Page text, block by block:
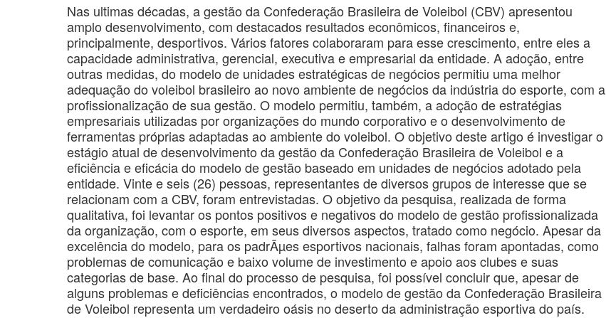
Nas ultimas décadas, a gestão da Confederação Brasileira de Voleibol (CBV) apresentou
amplo desenvolvimento, com destacados resultados econômicos, financeiros e,
principalmente, desportivos. Vários fatores colaboraram para esse crescimento, entre eles a
capacidade administrativa, gerencial, executiva e empresarial da entidade. A adoção, entre
outras medidas, do modelo de unidades estratégicas de negócios permitiu uma melhor
adequação do voleibol brasileiro ao novo ambiente de negócios da indústria do esporte, com a
profissionalização de sua gestão. O modelo permitiu, também, a adoção de estratégias
empresariais utilizadas por organizações do mundo corporativo e o desenvolvimento de
ferramentas próprias adaptadas ao ambiente do voleibol. O objetivo deste artigo é investigar o
estágio atual de desenvolvimento da gestão da Confederação Brasileira de Voleibol e a
eficiência e eficácia do modelo de gestão baseado em unidades de negócios adotado pela
entidade. Vinte e seis (26) pessoas, representantes de diversos grupos de interesse que se
relacionam com a CBV, foram entrevistadas. O objetivo da pesquisa, realizada de forma
qualitativa, foi levantar os pontos positivos e negativos do modelo de gestão profissionalizada
da organização, com o esporte, em seus diversos aspectos, tratado como negócio. Apesar da
excelência do modelo, para os padrÃµes esportivos nacionais, falhas foram apontadas, como
problemas de comunicação e baixo volume de investimento e apoio aos clubes e suas
categorias de base. Ao final do processo de pesquisa, foi possível concluir que, apesar de
alguns problemas e deficiências encontrados, o modelo de gestão da Confederação Brasileira
de Voleibol representa um verdadeiro oásis no deserto da administração esportiva do país.